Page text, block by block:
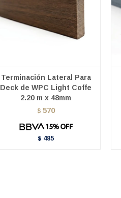
Terminación Lateral Para
Deck de WPC Light Coffe
2.20 m x 48mm
$ 570
$ 485